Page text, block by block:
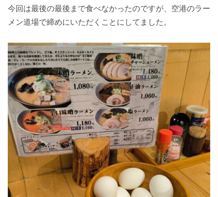
今回は最後の最後まで食べなかったのですが、空港のラー
メン道場で締めにいただくことにしてました。